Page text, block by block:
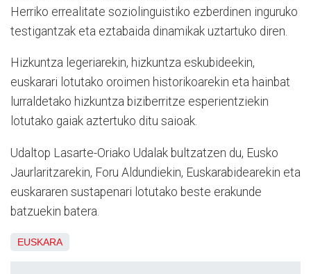
Herriko errealitate soziolinguistiko ezberdinen inguruko
testigantzak eta eztabaida dinamikak uztartuko diren.
Hizkuntza legeriarekin, hizkuntza eskubideekin,
euskarari lotutako oroimen historikoarekin eta hainbat
lurraldetako hizkuntza biziberritze esperientziekin
lotutako gaiak aztertuko ditu saioak.
Udaltop Lasarte-Oriako Udalak bultzatzen du, Eusko
Jaurlaritzarekin, Foru Aldundiekin, Euskarabidearekin eta
euskararen sustapenari lotutako beste erakunde
batzuekin batera.
EUSKARA